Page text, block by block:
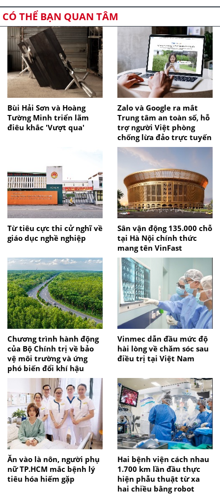
CÓ THỂ BẠN QUAN TÂM
Bùi Hải Sơn và Hoàng
Tường Minh triển lãm
điêu khắc 'Vượt qua'
Zalo và Google ra mắt
Trung tâm an toàn số, hỗ
trợ người Việt phòng
chống lừa đảo trực tuyến
Từ tiêu cực thi cử nghĩ về
giáo dục nghề nghiệp
Sân vận động 135.000 chỗ
tại Hà Nội chính thức
mang tên VinFast
Chương trình hành động
của Bộ Chính trị về bảo
vệ môi trường và ứng
phó biến đổi khí hậu
Vinmec dẫn đầu mức độ
hài lòng về chăm sóc sau
điều trị tại Việt Nam
Ăn vào là nôn, người phụ
nữ TP.HCM mắc bệnh lý
tiêu hóa hiếm gặp
Hai bệnh viện cách nhau
1.700 km lần đầu thực
hiện phẫu thuật từ xa
hai chiều bằng robot